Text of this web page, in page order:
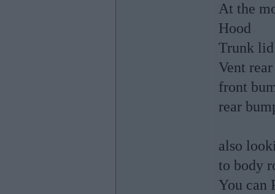
At the
Hood
Trunk lid
Vent
front
rear
also
to body
You can